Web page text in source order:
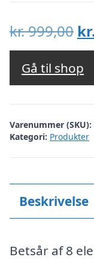
kr.999,00
pris
Gå til shop
Varenummer (SKU):
Kategori: Produkter
Beskrivelse
Betsår af 8